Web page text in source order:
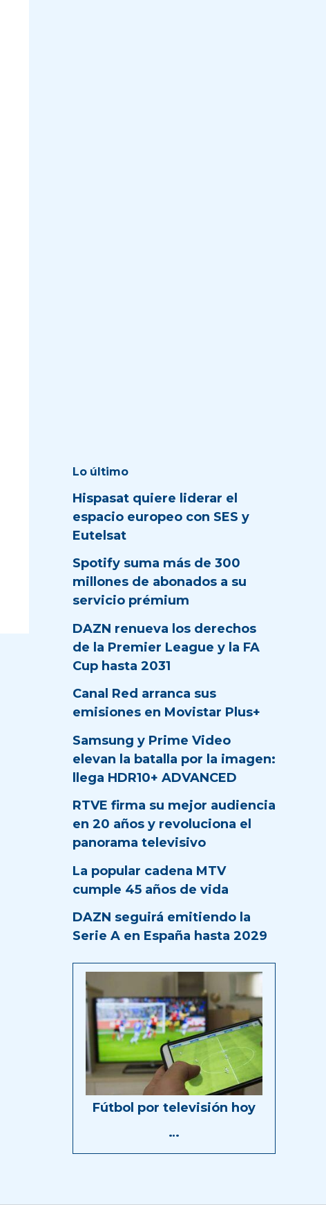
Lo último
Hispasat quiere liderar el
espacio europeo con SES y
Eutelsat
Spotify suma más de 300
millones de abonados a su
servicio prémium
DAZN renueva los derechos
de la Premier League y la FA
Cup hasta 2031
Canal Red arranca sus
emisiones en Movistar Plus+
Samsung y Prime Video
elevan la batalla por la imagen:
llega HDR10+ ADVANCED
RTVE firma su mejor audiencia
en 20 años y revoluciona el
panorama televisivo
La popular cadena MTV
cumple 45 años de vida
DAZN seguirá emitiendo la
Serie A en España hasta 2029
Fútbol por televisión hoy
…